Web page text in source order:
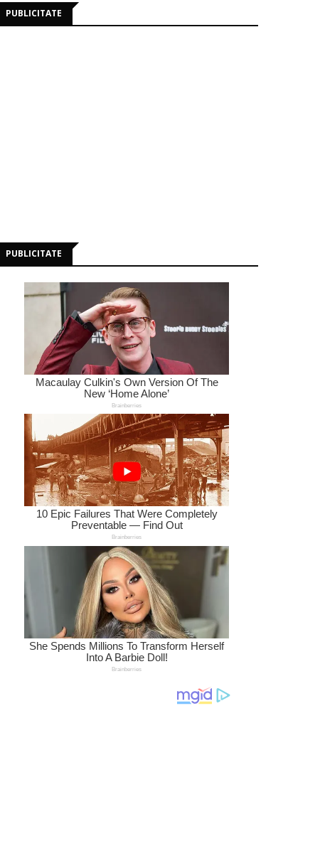
PUBLICITATE
PUBLICITATE